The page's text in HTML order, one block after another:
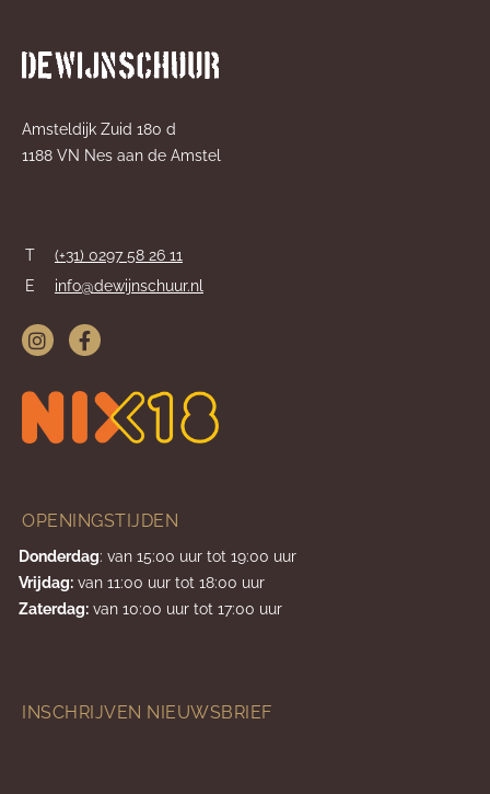
Amsteldijk Zuid 180 d
1188 VN Nes aan de Amstel
T
(+31) 0297 58 26 11
E
info@dewijnschuur.nl
OPENINGSTIJDEN
Donderdag: van 15:00 uur tot 19:00 uur
Vrijdag: van 11:00 uur tot 18:00 uur
Zaterdag: van 10:00 uur tot 17:00 uur
INSCHRIJVEN NIEUWSBRIEF